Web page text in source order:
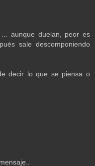
aunque duelan, peor es
sale descomponiendo
decir lo que se piensa o